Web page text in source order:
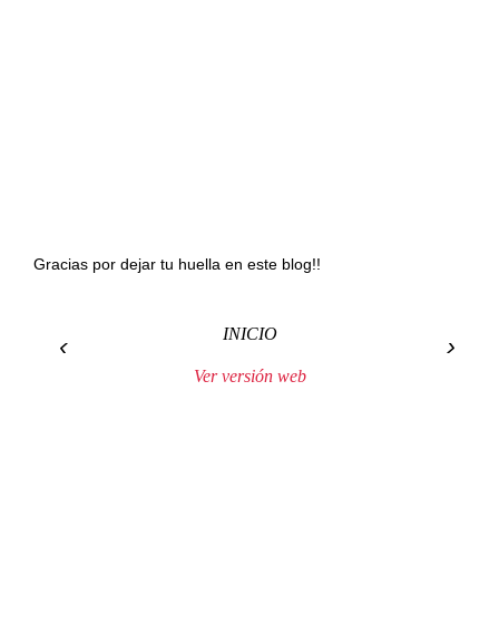
Gracias por dejar tu huella en este blog!!
‹ ›
INICIO
Ver versión web